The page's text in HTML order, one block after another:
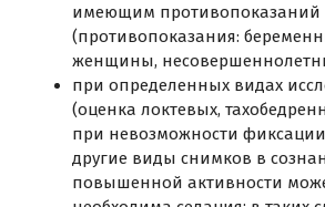
имеющим противопоказаний
(противопоказания:
женщины,
при определенных видах
(оценка локтевых,
при невозможности
другие виды снимков в
повышенной активности